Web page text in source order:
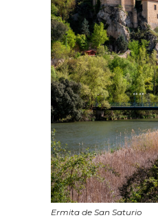
Ermita de San Saturio